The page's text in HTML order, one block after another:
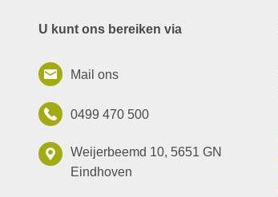
U kunt ons bereiken via
Mail ons
0499 470 500
Weijerbeemd 10, 5651 GN
Eindhoven